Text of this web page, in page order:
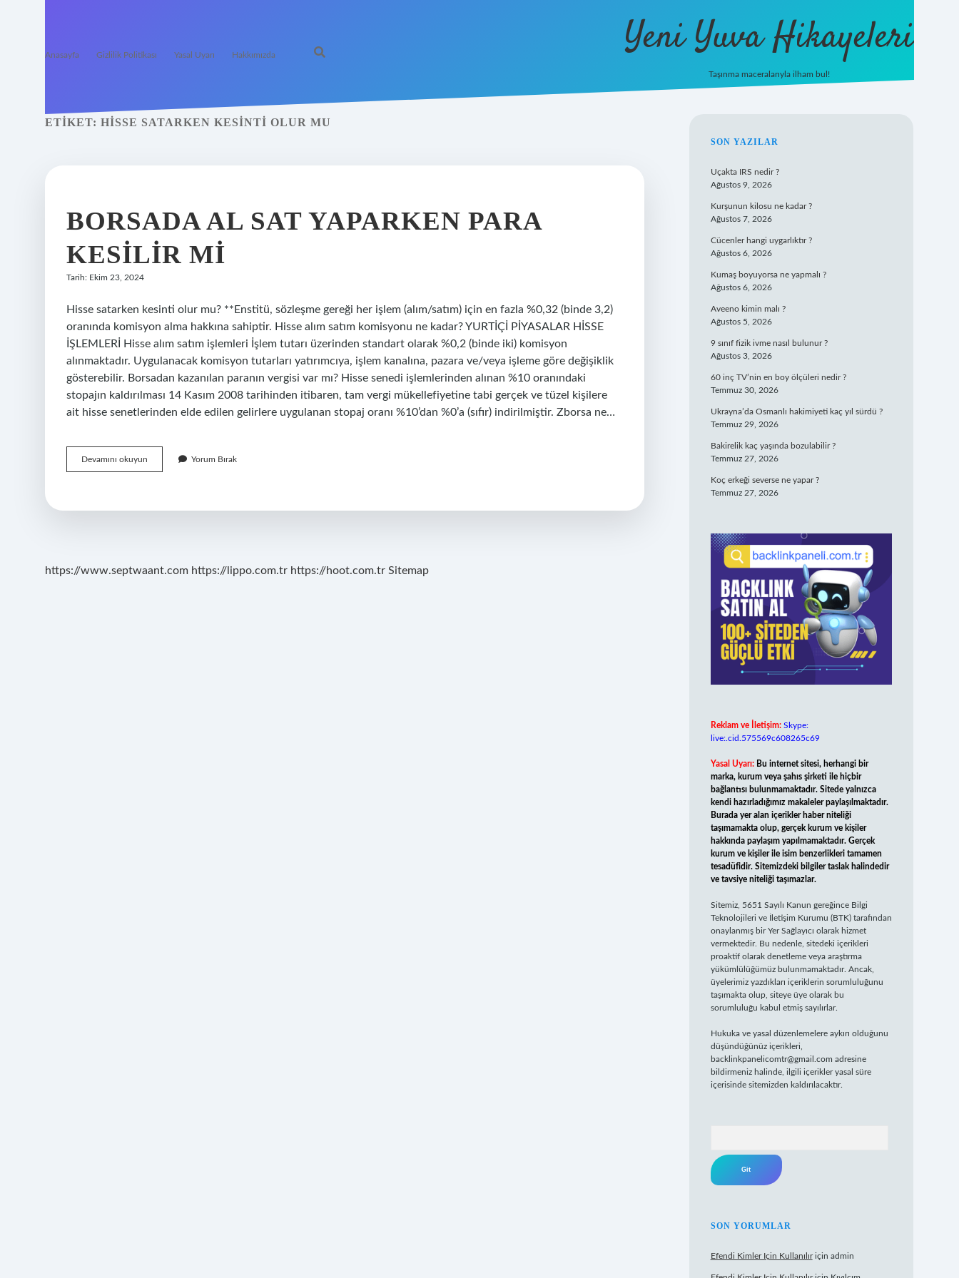
Anasayfa Gizlilik Politikası Yasal Uyarı Hakkımızda Yeni Yuva Hikayeleri
Taşınma maceralarıyla ilham bul!
ETIKET: HISSE SATARKEN KESINTI OLUR MU
BORSADA AL SAT YAPARKEN PARA
KESILIR MI
Tarih: Ekim 23, 2024
Hisse satarken kesinti olur mu? **Enstitü, sözleşme gereği her işlem (alım/satım) için en fazla %0,32 (binde 3,2)
oranında komisyon alma hakkına sahiptir. Hisse alım satım komisyonu ne kadar? YURTİÇİ PİYASALAR HİSSE
İŞLEMLERİ Hisse alım satım işlemleri İşlem tutarı üzerinden standart olarak %0,2 (binde iki) komisyon
alınmaktadır. Uygulanacak komisyon tutarları yatırımcıya, işlem kanalına, pazara ve/veya işleme göre değişiklik
gösterebilir. Borsadan kazanılan paranın vergisi var mı? Hisse senedi işlemlerinden alınan %10 oranındaki
stopajın kaldırılması 14 Kasım 2008 tarihinden itibaren, tam vergi mükellefiyetine tabi gerçek ve tüzel kişilere
ait hisse senetlerinden elde edilen gelirlere uygulanan stopaj oranı %10’dan %0’a (sıfır) indirilmiştir. Zborsa ne…
Devamını okuyun
Al
Para
Yorum Bırak
https://www.septwaant.com https://lippo.com.tr https://hoot.com.tr Sitemap
SIDEBAR
SON YAZILAR
Uçakta IRS nedir ?
Ağustos 9, 2026
Kurşunun kilosu ne kadar ?
Ağustos 7, 2026
Cücenler hangi uygarlıktır ?
Ağustos 6, 2026
Kumaş boyuyorsa ne yapmalı ?
Ağustos 6, 2026
Aveeno kimin malı ?
Ağustos 5, 2026
9 sınıf fizik ivme nasıl bulunur ?
Ağustos 3, 2026
60 inç TV’nin en boy ölçüleri nedir ?
Temmuz 30, 2026
Ukrayna’da Osmanlı hakimiyeti kaç yıl sürdü ?
Temmuz 29, 2026
Bakirelik kaç yaşında bozulabilir ?
Temmuz 27, 2026
Koç erkeği severse ne yapar ?
Temmuz 27, 2026
Reklam ve İletişim: Skype:
live:.cid.575569c608265c69
Yasal Uyarı: Bu internet sitesi, herhangi bir
marka, kurum veya şahıs şirketi ile hiçbir
bağlantısı bulunmamaktadır. Sitede yalnızca
kendi hazırladığımız makaleler paylaşılmaktadır.
Burada yer alan içerikler haber niteliği
taşımamakta olup, gerçek kurum ve kişiler
hakkında paylaşım yapılmamaktadır. Gerçek
kurum ve kişiler ile isim benzerlikleri tamamen
tesadüfidir. Sitemizdeki bilgiler taslak halindedir
ve tavsiye niteliği taşımazlar.
Sitemiz, 5651 Sayılı Kanun gereğince Bilgi
Teknolojileri ve İletişim Kurumu (BTK) tarafından
onaylanmış bir Yer Sağlayıcı olarak hizmet
vermektedir. Bu nedenle, sitedeki içerikleri
proaktif olarak denetleme veya araştırma
yükümlülüğümüz bulunmamaktadır. Ancak,
üyelerimiz yazdıkları içeriklerin sorumluluğunu
taşımakta olup, siteye üye olarak bu
sorumluluğu kabul etmiş sayılırlar.
Hukuka ve yasal düzenlemelere aykırı olduğunu
düşündüğünüz içerikleri,
backlinkpanelicomtr@gmail.com adresine
bildirmeniz halinde, ilgili içerikler yasal süre
içerisinde sitemizden kaldırılacaktır.
SON YORUMLAR
Efendi Kimler Için Kullanılıriçin admin